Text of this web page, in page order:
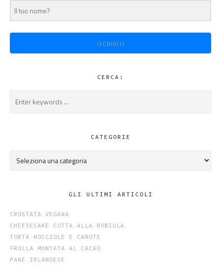
ISCRIVITI
CERCA:
CATEGORIE
GLI ULTIMI ARTICOLI
CROSTATA VEGANA
CHEESECAKE COTTA ALLA ROBIOLA
TORTA NOCCIOLE E CAROTE
FROLLA MONTATA AL CACAO
PANE IRLANDESE